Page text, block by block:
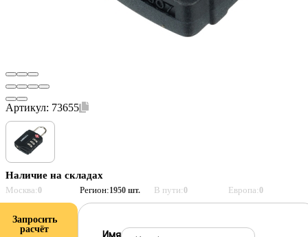
Артикул: 73655
Наличие на складах
Москва:0 Регион:1950 шт. В пути:0 Европа:0
Запросить
расчёт